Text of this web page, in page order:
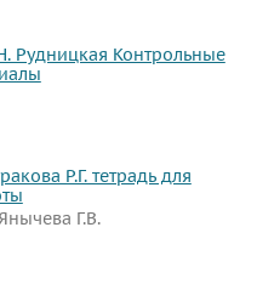
Рудницкая Контрольные
Р.Г. тетрадь для
Г.В.